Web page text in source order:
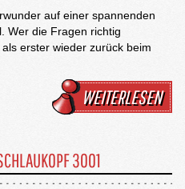
auf einer spannenden
Wer die Fragen richtig
erster wieder zurück beim
WEITERLESEN
3001